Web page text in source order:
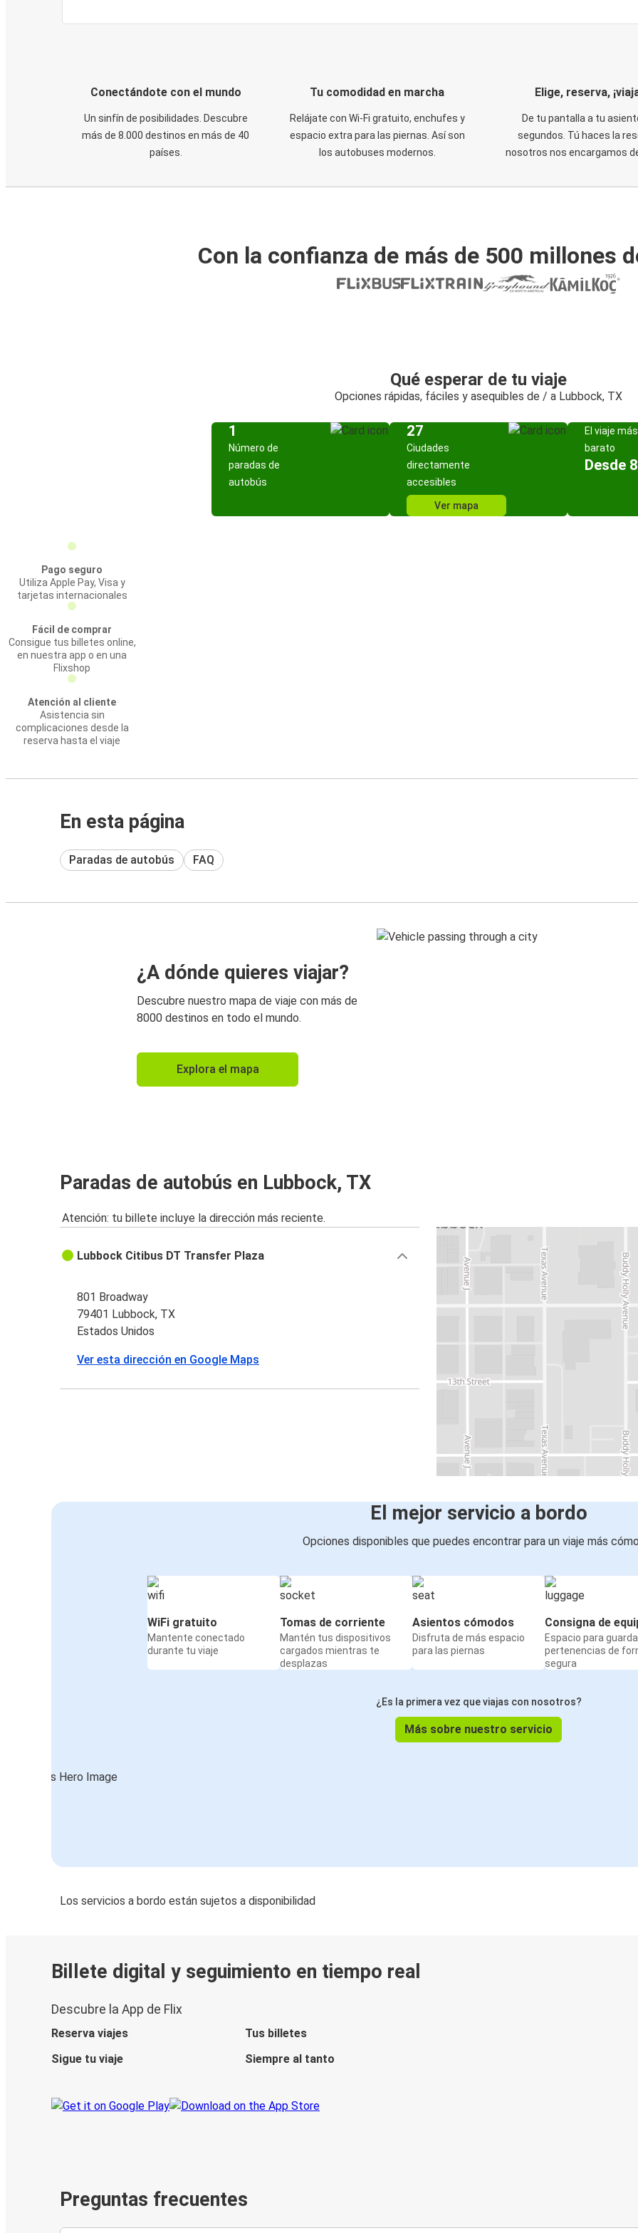
Conectándote con el mundo
Un sinfín de posibilidades. Descubre
más de 8.000 destinos en más de 40
países.
Tu comodidad en marcha
Relájate con Wi-Fi gratuito, enchufes y
espacio extra para las piernas. Así son
los autobuses modernos.
Elige, reserva,
De tu pantalla a tu
segundos. Tú haces la
nosotros nos encargamos
Con la confianza de más de 500 millones
Qué esperar de tu viaje
Opciones rápidas, fáciles y asequibles de / a Lubbock, TX
1
Número de
paradas de
autobús
27
Ciudades
directamente
accesibles
Ver mapa
El viaje más
barato
Desde
Pago seguro
Utiliza Apple Pay, Visa y
tarjetas internacionales
Fácil de comprar
Consigue tus billetes online,
en nuestra app o en una
Flixshop
Atención al cliente
Asistencia sin
complicaciones desde la
reserva hasta el viaje
En esta página
Paradas de autobús FAQ
¿A dónde quieres viajar?
Descubre nuestro mapa de viaje con más de
8000 destinos en todo el mundo.
Explora el mapa
Paradas de autobús en Lubbock, TX
Atención: tu billete incluye la dirección más reciente.
Lubbock Citibus DT Transfer Plaza
801 Broadway
79401 Lubbock, TX
Estados Unidos
Ver esta dirección en Google Maps
El mejor servicio a bordo
Opciones disponibles que puedes encontrar para un viaje más
WiFi gratuito
Mantente conectado
durante tu viaje
Tomas de corriente
Mantén tus dispositivos
cargados mientras te
desplazas
Asientos cómodos
Disfruta de más espacio
para las piernas
Consigna de
Espacio para
pertenencias de
segura
¿Es la primera vez que viajas con nosotros?
Más sobre nuestro servicio
Los servicios a bordo están sujetos a disponibilidad
Billete digital y seguimiento en tiempo real
Descubre la App de Flix
Reserva viajes
Tus billetes
Sigue tu viaje
Siempre al tanto
Preguntas frecuentes